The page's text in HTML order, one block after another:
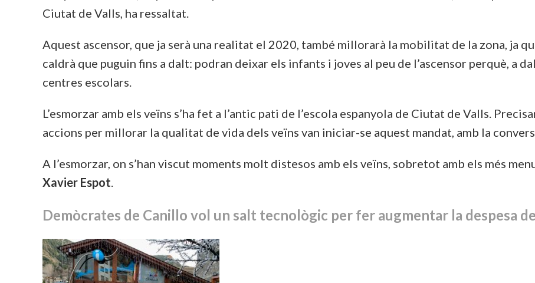
Ciutat de Valls, ha ressaltat.
Aquest ascensor, que ja serà una realitat el 2020, també millorarà la mobilitat de la zona, ja
caldrà que puguin fins a dalt: podran deixar els infants i joves al peu de l’ascensor perquè, a
centres escolars.
L’esmorzar amb els veïns s’ha fet a l’antic pati de l’escola espanyola de Ciutat de Valls.
accions per millorar la qualitat de vida dels veïns van iniciar-se aquest mandat, amb la
A l’esmorzar, on s’han viscut moments molt distesos amb els veïns, sobretot amb els més
Xavier Espot.
Demòcrates de Canillo vol un salt tecnològic per fer augmentar la despesa